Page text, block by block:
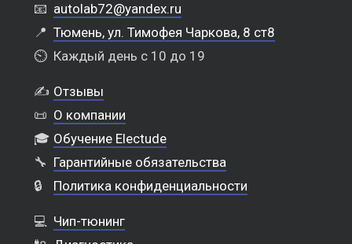
📧 autolab72@yandex.ru
📍 Тюмень, ул. Тимофея Чаркова, 8 ст8
⏲️ Каждый день с 10 до 19
✍️ Отзывы
📜 О компании
🎓 Обучение Electude
🔧 Гарантийные обязательства
🔒
Политика конфиденциальности
💻 Чип-тюнинг